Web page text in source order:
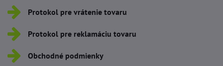
Protokol pre vrátenie tovaru
Protokol pre reklamáciu tovaru
Obchodné podmienky